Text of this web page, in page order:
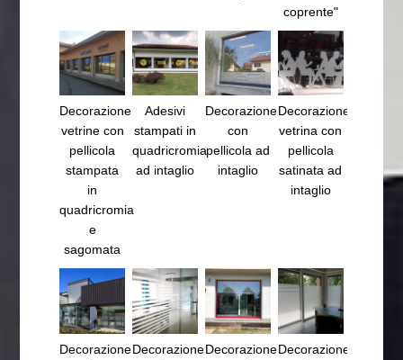
coprente"
Decorazione
vetrine con
pellicola
stampata
in
quadricromia
e
sagomata
Adesivi
stampati in
quadricromia
ad intaglio
Decorazione
con
pellicola ad
intaglio
Decorazione
vetrina con
pellicola
satinata ad
intaglio
DecorazioneDecorazioneDecorazioneDecorazione